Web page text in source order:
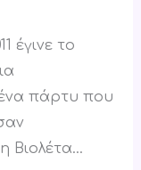
έγινε το
πάρτυ που
Βιολέτα…